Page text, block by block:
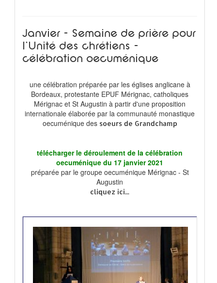
Janvier - Semaine de prière pour
l'Unité des chrétiens -
célébration oecuménique
une célébration préparée par les églises anglicane à
Bordeaux, protestante EPUF Mérignac, catholiques
Mérignac et St Augustin à partir d'une proposition
internationale élaborée par la communauté monastique
oecuménique des soeurs de Grandchamp
télécharger le déroulement de la célébration
oecuménique du 17 janvier 2021
préparée par le groupe oecuménique Mérignac - St
Augustin
cliquez ici...